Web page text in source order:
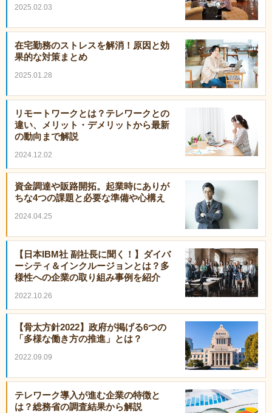
2025.02.03
在宅勤務のストレスを解消！原因と効
果的な対策まとめ
2025.01.28
リモートワークとは？テレワークとの
違い、メリット・デメリットから最新
の動向まで解説
2024.12.02
資金調達や販路開拓。起業時にありが
ちな4つの課題と必要な準備や心構え
2024.04.25
【日本IBM社 副社長に聞く！】ダイバ
ーシティ＆インクルージョンとは？多
様性への企業の取り組み事例を紹介
2022.10.26
【骨太方針2022】政府が掲げる6つの
「多様な働き方の推進」とは？
2022.09.09
テレワーク導入が進む企業の特徴と
は？総務省の調査結果から解説